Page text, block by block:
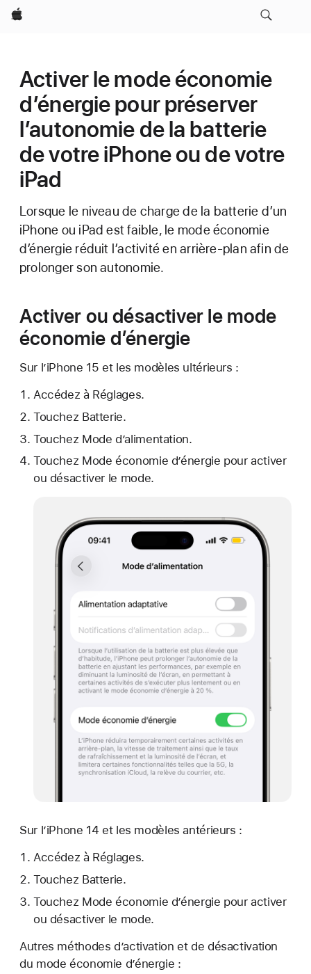
Apple
Activer le mode économie
d’énergie pour préserver
l’autonomie de la batterie
de votre iPhone ou de votre
iPad
Lorsque le niveau de charge de la batterie d’un
iPhone ou iPad est faible, le mode économie
d’énergie réduit l’activité en arrière-plan afin de
prolonger son autonomie.
Activer ou désactiver le mode
économie d’énergie
Sur l’iPhone 15 et les modèles ultérieurs :
Accédez à Réglages.
Touchez Batterie.
Touchez Mode d’alimentation.
Touchez Mode économie d’énergie pour activer
ou désactiver le mode.
Sur l’iPhone 14 et les modèles antérieurs :
Accédez à Réglages.
Touchez Batterie.
Touchez Mode économie d’énergie pour activer
ou désactiver le mode.
Autres méthodes d’activation et de désactivation
du mode économie d’énergie :